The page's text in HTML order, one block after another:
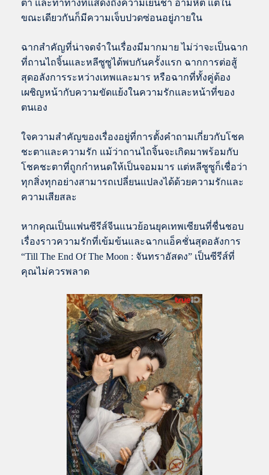
ตา และท่าทางที่แสดงถึงความเย็นชา อำมหิต แต่ใน
ขณะเดียวกันก็มีความเจ็บปวดซ่อนอยู่ภายใน
ฉากสำคัญที่น่าจดจำในเรื่องมีมากมาย ไม่ว่าจะเป็นฉาก
ที่ถานไถจิ้นและหลีซูซูได้พบกันครั้งแรก ฉากการต่อสู้
สุดอลังการระหว่างเทพและมาร หรือฉากที่ทั้งคู่ต้อง
เผชิญหน้ากับความขัดแย้งในความรักและหน้าที่ของ
ตนเอง
ใจความสำคัญของเรื่องอยู่ที่การตั้งคำถามเกี่ยวกับโชค
ชะตาและความรัก แม้ว่าถานไถจิ้นจะเกิดมาพร้อมกับ
โชคชะตาที่ถูกกำหนดให้เป็นจอมมาร แต่หลีซูซูก็เชื่อว่า
ทุกสิ่งทุกอย่างสามารถเปลี่ยนแปลงได้ด้วยความรักและ
ความเสียสละ
หากคุณเป็นแฟนซีรีส์จีนแนวย้อนยุคเทพเซียนที่ชื่นชอบ
เรื่องราวความรักที่เข้มข้นและฉากแอ็คชั่นสุดอลังการ
“Till The End Of The Moon : จันทราอัสดง” เป็นซีรีส์ที่
คุณไม่ควรพลาด